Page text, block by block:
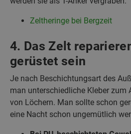
Zeltheringe bei Bergzeit
4. Das Zelt
gerüstet sein
Je nach Beschichtungsart des
man unterschiedliche Kleber zum
von Löchern. Man sollte schon
eine Nacht schon ungemütlich